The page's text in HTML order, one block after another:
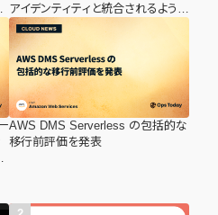
アイデンティティと統合されるように
なりました
AWS DMS Serverless の包括的な
移行前評価を発表